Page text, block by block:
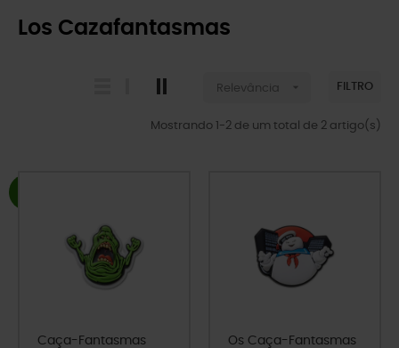
Los Cazafantasmas
Relevância  FILTRO
Mostrando 1-2 de um total de 2 artigo(s)
Caça-Fantasmas
Os Caça-Fantasmas